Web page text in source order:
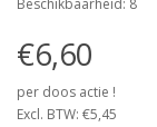
Beschikbaarheid: 8
€6,60
per doos actie !
Excl. BTW: €5,45